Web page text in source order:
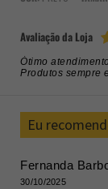
Avaliação da Loja
Ótimo
Produtos sempre
Eu
Fernanda
30/10/2025